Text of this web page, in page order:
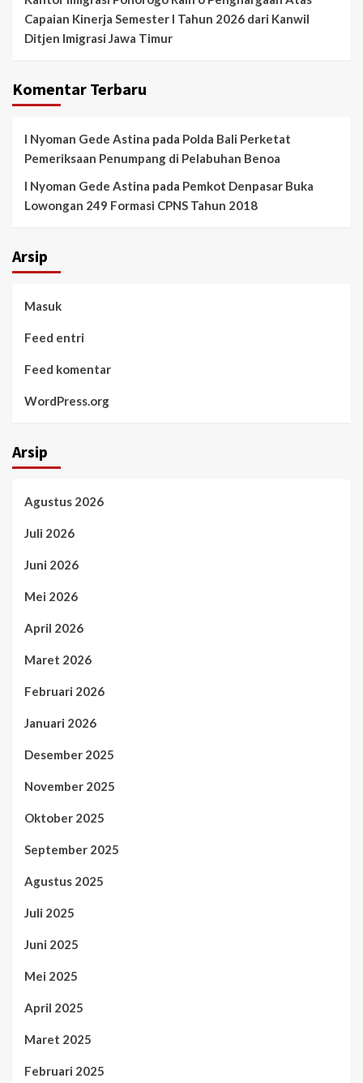
Capaian Kinerja Semester I Tahun 2026 dari Kanwil
Ditjen Imigrasi Jawa Timur
Komentar Terbaru
I Nyoman Gede Astina pada Polda Bali Perketat
Pemeriksaan Penumpang di Pelabuhan Benoa
I Nyoman Gede Astina pada Pemkot Denpasar Buka
Lowongan 249 Formasi CPNS Tahun 2018
Arsip
Masuk
Feed entri
Feed komentar
WordPress.org
Arsip
Agustus 2026
Juli 2026
Juni 2026
Mei 2026
April 2026
Maret 2026
Februari 2026
Januari 2026
Desember 2025
November 2025
Oktober 2025
September 2025
Agustus 2025
Juli 2025
Juni 2025
Mei 2025
April 2025
Maret 2025
Februari 2025